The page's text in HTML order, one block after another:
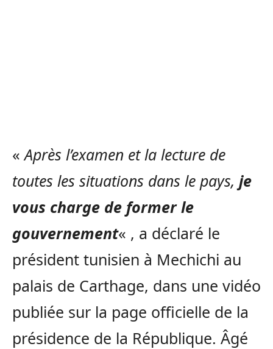
«Après l’examen et la lecture de
toutes les situations dans le pays, je
vous charge de former le
gouvernement« , a déclaré le
président tunisien à Mechichi au
palais de Carthage, dans une vidéo
publiée sur la page officielle de la
présidence de la République. Âgé